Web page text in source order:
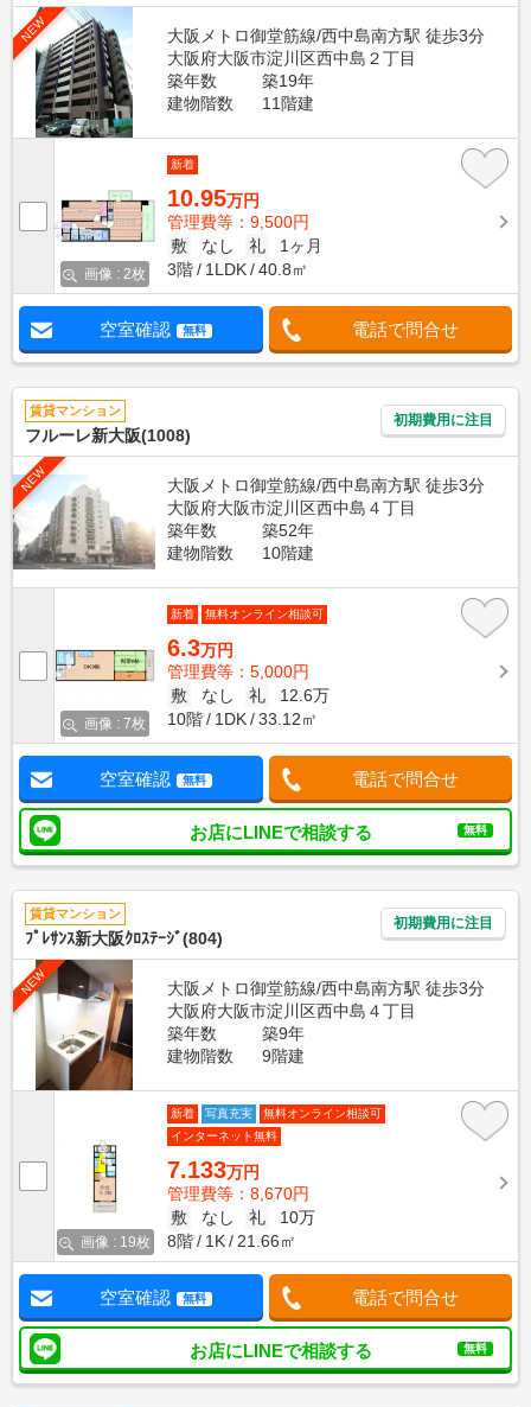
NEW
大阪メトロ御堂筋線/西中島南方駅 徒歩3分
大阪府大阪市淀川区西中島２丁目
築年数
築19年
建物階数
11階建
画像 : 2枚
新着
10.95万円
管理費等：9,500円
敷
なし 礼
1ヶ月
3階
1LDK 40.8㎡
空室確認 無料 電話で問合せ
賃貸マンション
フルーレ新大阪(1008)
初期費用に注目
NEW
大阪メトロ御堂筋線/西中島南方駅 徒歩3分
大阪府大阪市淀川区西中島４丁目
築年数
築52年
建物階数
10階建
画像 : 7枚
新着 無料オンライン相談可
6.3万円
管理費等：5,000円
敷
なし 礼
12.6万
10階
1DK 33.12㎡
空室確認 無料 電話で問合せ
お店にLINEで相談する 無料
賃貸マンション
ﾌﾟﾚｻﾝｽ新大阪ｸﾛｽﾃｰｼﾞ(804)
初期費用に注目
NEW
大阪メトロ御堂筋線/西中島南方駅 徒歩3分
大阪府大阪市淀川区西中島４丁目
築年数
築9年
建物階数
9階建
画像 : 19枚
新着 写真充実
無料オンライン相談可
インターネット無料
7.133万円
管理費等：8,670円
敷
なし 礼
10万
8階
1K 21.66㎡
空室確認 無料 電話で問合せ
お店にLINEで相談する 無料